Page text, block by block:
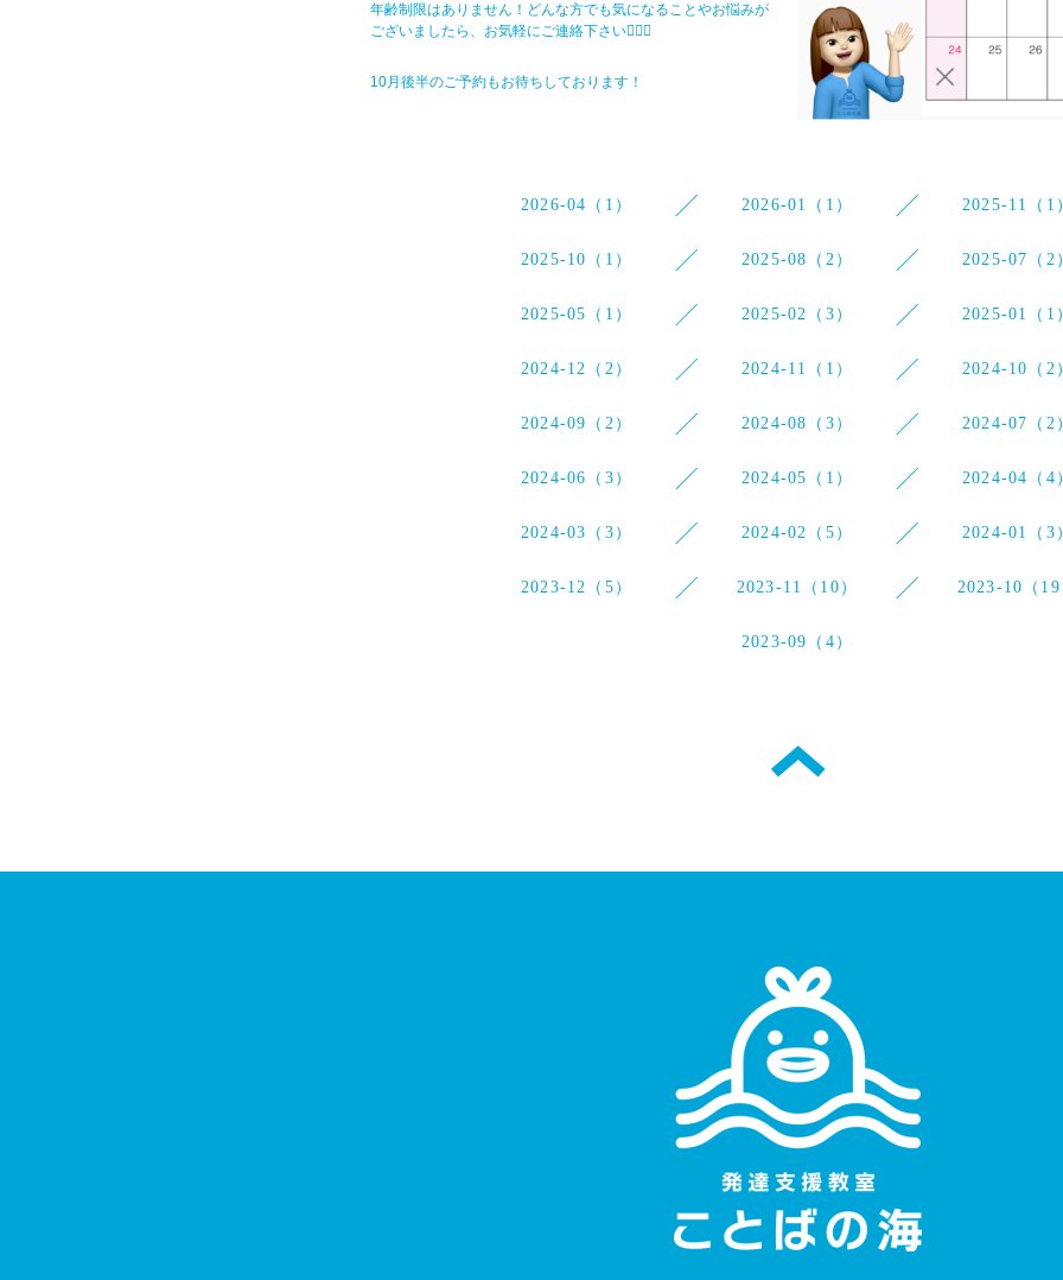
年齢制限はありません！どんな方でも気になることやお悩みが
ございましたら、お気軽にご連絡下さい🙇🏻‍♀️
10月後半のご予約もお待ちしております！
2026-04（1） 2026-01（1） 2025-11（1
2025-10（1） 2025-08（2） 2025-07（2
2025-05（1） 2025-02（3） 2025-01（1
2024-12（2） 2024-11（1） 2024-10（2
2024-09（2） 2024-08（3） 2024-07（2
2024-06（3） 2024-05（1） 2024-04（4
2024-03（3） 2024-02（5） 2024-01（3
2023-12（5） 2023-11（10） 2023-10（
2023-09（4）